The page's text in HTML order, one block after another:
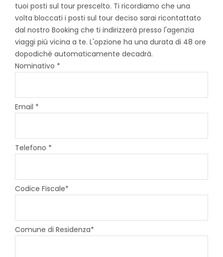
tuoi posti sul tour prescelto. Ti ricordiamo che una
volta bloccati i posti sul tour deciso sarai ricontattato
dal nostro Booking che ti indirizzerà presso l'agenzia
viaggi più vicina a te. L'opzione ha una durata di 48 ore
dopodiché automaticamente decadrà.
Nominativo *
Email *
Telefono *
Codice Fiscale*
Comune di Residenza*